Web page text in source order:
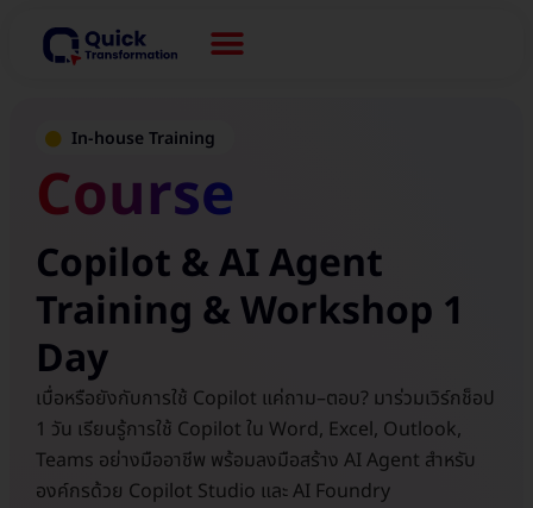
In-house Training
Course
Copilot & AI Agent
Training & Workshop 1
Day
เบื่อหรือยังกับการใช้ Copilot แค่ถาม–ตอบ? มาร่วมเวิร์กช็อป
1 วัน เรียนรู้การใช้ Copilot ใน Word, Excel, Outlook,
Teams อย่างมืออาชีพ พร้อมลงมือสร้าง AI Agent สำหรับ
องค์กรด้วย Copilot Studio และ AI Foundry